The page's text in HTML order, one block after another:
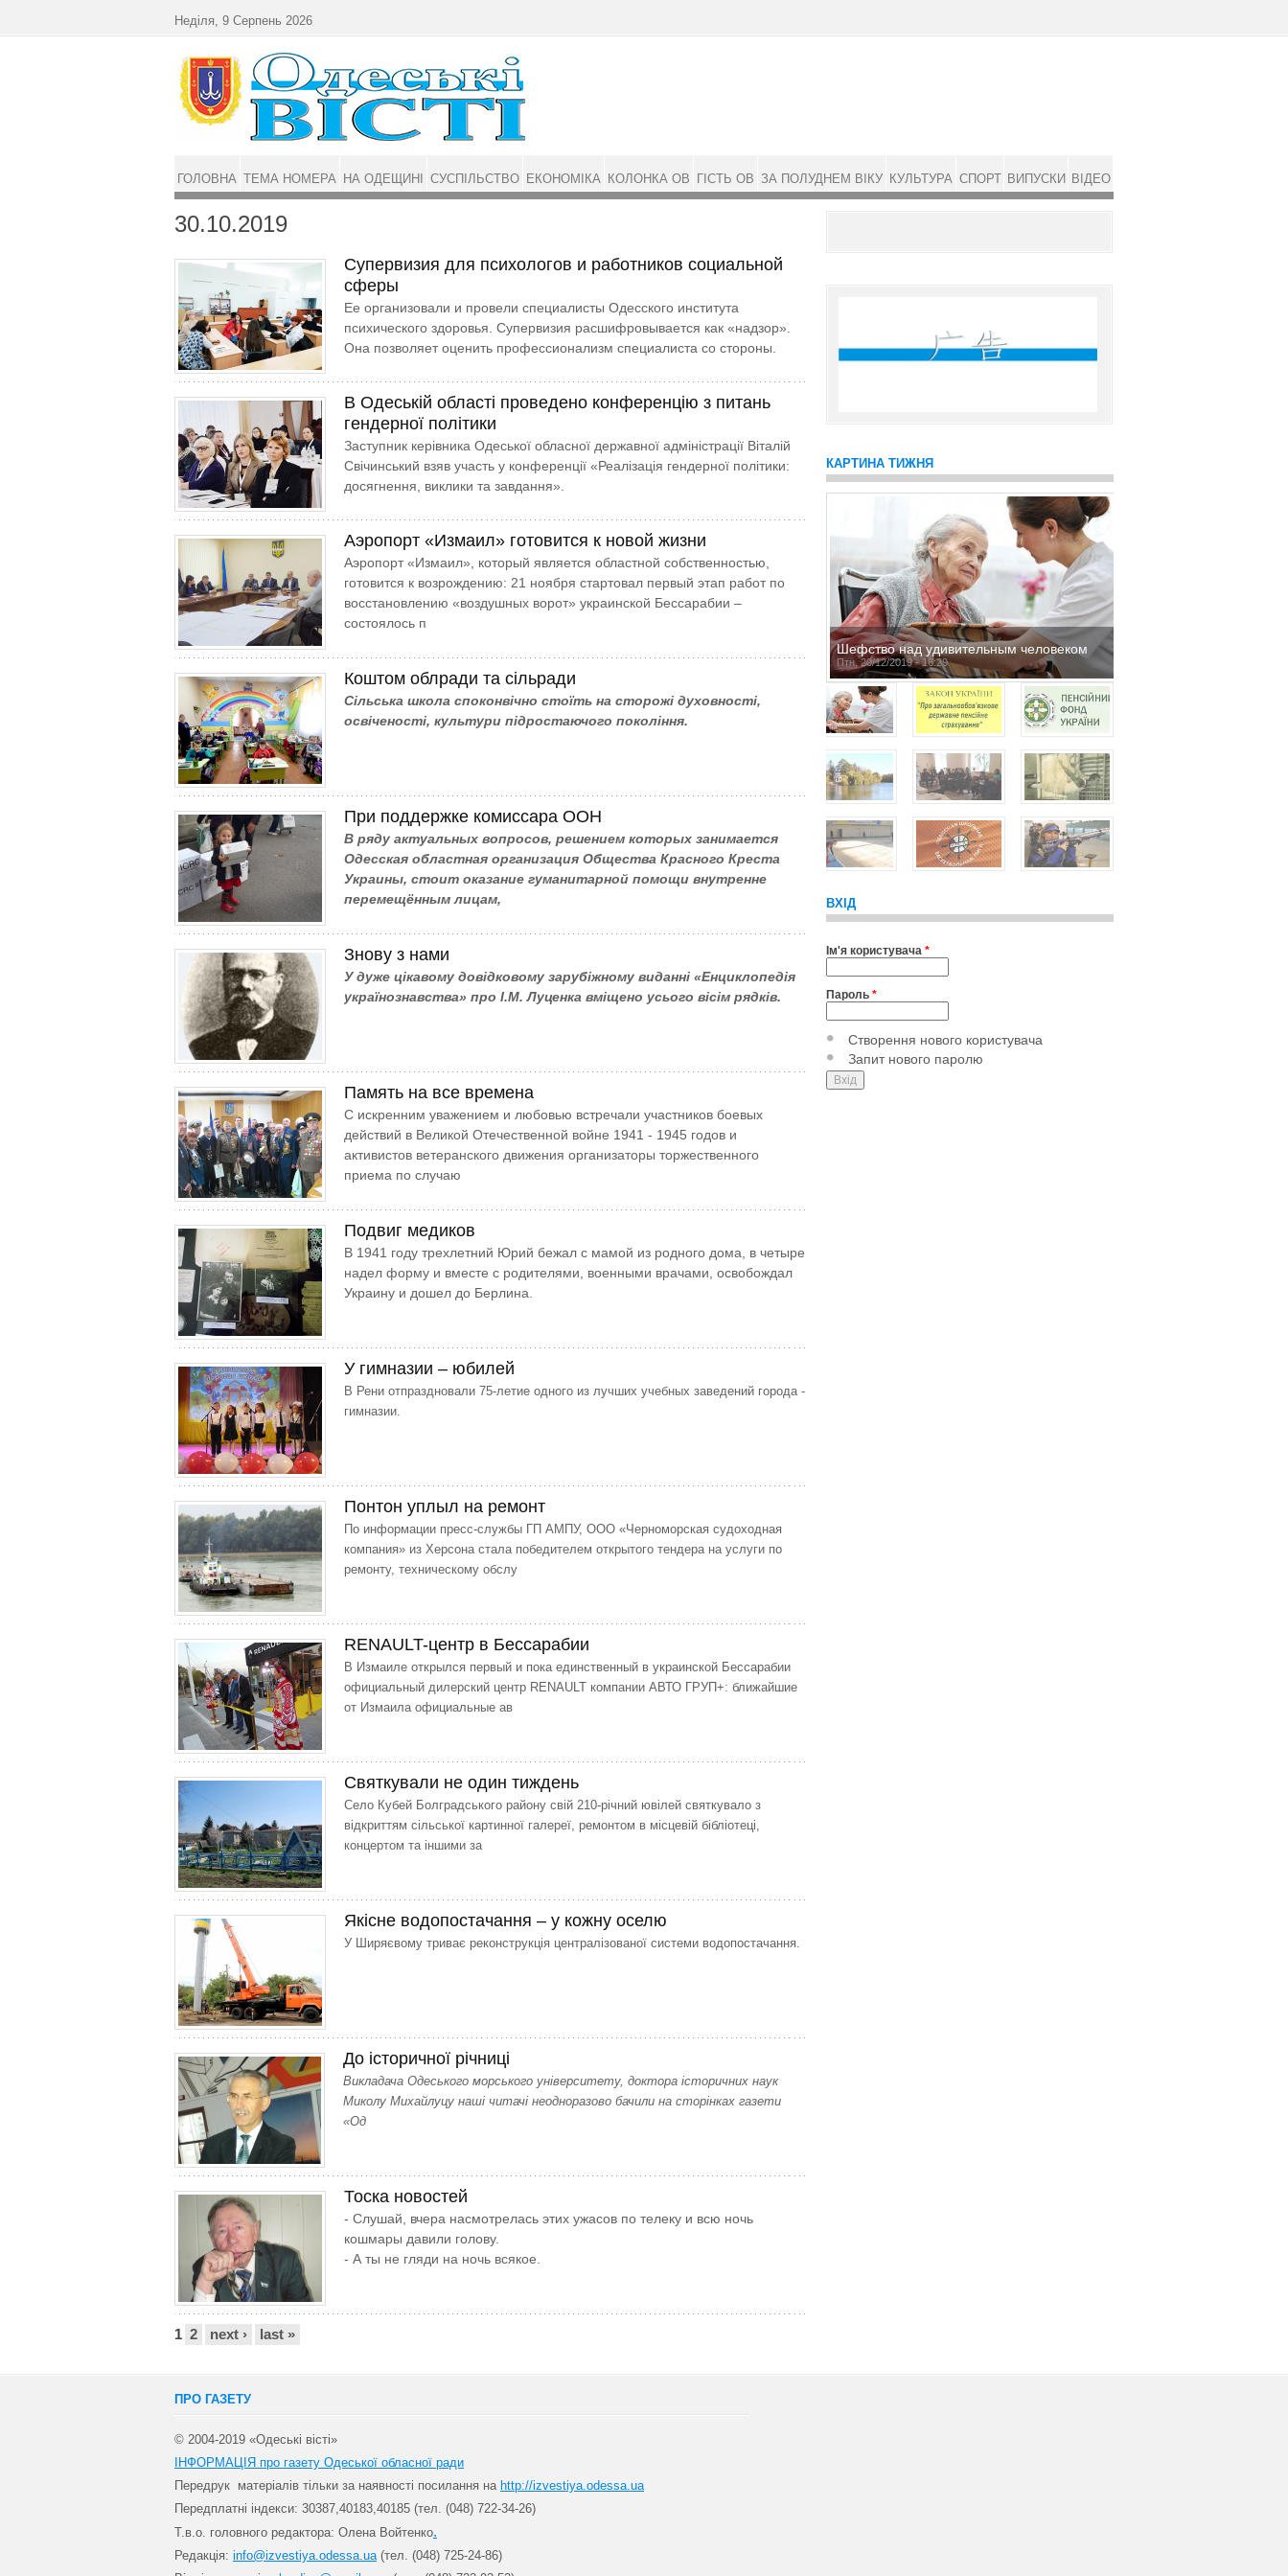
30.10.2019
Супервизия для психологов и работников социальной
сферы
Ее организовали и провели специалисты Одесского института
психического здоровья. Супервизия расшифровывается как «надзор».
Она позволяет оценить профессионализм специалиста со стороны.
В Одеській області проведено конференцію з питань
гендерної політики
Заступник керівника Одеської обласної державної адміністрації Віталій
Свічинський взяв участь у конференції «Реалізація гендерної політики:
досягнення, виклики та завдання».
Аэропорт «Измаил» готовится к новой жизни
Аэропорт «Измаил», который является областной собственностью,
готовится к возрождению: 21 ноября стартовал первый этап работ по
восстановлению «воздушных ворот» украинской Бессарабии –
состоялось п
Коштом облради та сільради
Сільська школа споконвічно стоїть на сторожі духовності,
освіченості, культури підростаючого покоління.
При поддержке комиссара ООН
В ряду актуальных вопросов, решением которых занимается
Одесская областная организация Общества Красного Креста
Украины, стоит оказание гуманитарной помощи внутренне
перемещённым лицам,
Знову з нами
У дуже цікавому довідковому зарубіжному виданні «Енциклопедія
українознавства» про І.М. Луценка вміщено усього вісім рядків.
Память на все времена
С искренним уважением и любовью встречали участников боевых
действий в Великой Отечественной войне 1941 - 1945 годов и
активистов ветеранского движения организаторы торжественного
приема по случаю
Подвиг медиков
В 1941 году трехлетний Юрий бежал с мамой из родного дома, в четыре
надел форму и вместе с родителями, военными врачами, освобождал
Украину и дошел до Берлина.
У гимназии – юбилей
В Рени отпраздновали 75-летие одного из лучших учебных заведений города -
гимназии.
Понтон уплыл на ремонт
По информации пресс-службы ГП АМПУ, ООО «Черноморская судоходная
компания» из Херсона стала победителем открытого тендера на услуги по
ремонту, техническому обслу
RENAULT-центр в Бессарабии
В Измаиле открылся первый и пока единственный в украинской Бессарабии
официальный дилерский центр RENAULT компании АВТО ГРУП+: ближайшие
от Измаила официальные ав
Святкували не один тиждень
Село Кубей Болградського району свій 210-річний ювілей святкувало з
відкриттям сільської картинної галереї, ремонтом в місцевій бібліотеці,
концертом та іншими за
Якісне водопостачання – у кожну оселю
У Ширяєвому триває реконструкція централізованої системи водопостачання.
До історичної річниці
Викладача Одеського морського університету, доктора історичних наук
Миколу Михайлуцу наші читачі неодноразово бачили на сторінках газети
«Од
Тоска новостей
- Слушай, вчера насмотрелась этих ужасов по телеку и всю ночь
кошмары давили голову.
- А ты не гляди на ночь всякое.
Сторінки
1 2 next › last »
КАРТИНА ТИЖНЯ
Шефство над удивительным человеком
Птн, 20/12/2019 - 16:29
ВХІД
Ім'я користувача *
Пароль *
Створення нового користувача
Запит нового паролю
Неділя, 9 Серпень 2026
ГОЛОВНА ТЕМА НОМЕРА НА ОДЕЩИНІ СУСПІЛЬСТВО ЕКОНОМІКА КОЛОНКА ОВ ГІСТЬ ОВ ЗА ПОЛУДНЕМ ВІКУ КУЛЬТУРА СПОРТ ВИПУСКИ ВІДЕО
ПРО ГАЗЕТУ
© 2004-2019 «Одеські вісті»
ІНФОРМАЦІЯ про газету Одеської обласної ради
Передрук матеріалів тільки за наявності посилання на http://izvestiya.odessa.ua
Передплатні індекси: 30387,40183,40185 (тел. (048) 722-34-26)
Т.в.о. головного редактора: Олена Войтенко.
Редакція: info@izvestiya.odessa.ua(тел. (048) 725-24-86)